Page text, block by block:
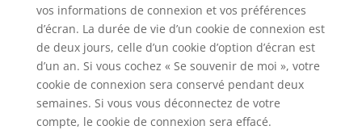
vos informations de connexion et vos préférences
d’écran. La durée de vie d’un cookie de connexion est
de deux jours, celle d’un cookie d’option d’écran est
d’un an. Si vous cochez « Se souvenir de moi », votre
cookie de connexion sera conservé pendant deux
semaines. Si vous vous déconnectez de votre
compte, le cookie de connexion sera effacé.